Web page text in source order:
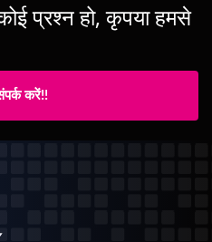
प्रश्न हो, कृपया हमसे
करें!!